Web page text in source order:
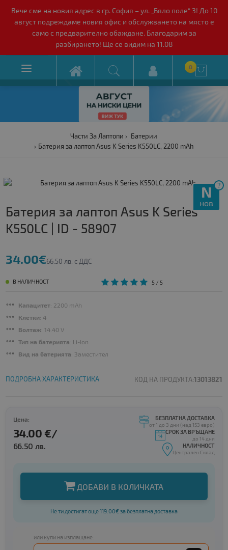
Вече сме на новия адрес в гр. София – ул. „Бяло поле“ 3! До 10
август подреждаме новия офис и обслужването на място е
само с предварително обаждане. Благодарим за
разбирането! Ще се видим на 11.08
 0 
Части За Лаптопи
Батерии
Батерия за лаптоп Asus K Series K550LC, 2200 mAh
?
N
нов
Батерия за лаптоп Asus K Series
K550LC | ID - 58907
34.00€66.50 лв. с ДДС
В НАЛИЧНОСТ 5/ 5
Капацитет: 2200 mAh
Клетки: 4
Волтаж: 14.40 V
Тип на батерията: Li-Ion
Вид на батерията: Заместител
ПОДРОБНА ХАРАКТЕРИСТИКА КОД НА ПРОДУКТА:13013821
Цена:
34.00 €/
66.50 лв.
БЕЗПЛАТНА ДОСТАВКА
от 1 до 3 дни (над 153 евро)
СРОК ЗА ВРЪЩАНЕ
до 14 дни
НАЛИЧНОСТ
Централен Склад
ДОБАВИ В КОЛИЧКАТА
Не ти достигат още 119.00€ за безплатна доставка
или купи на изплащане: